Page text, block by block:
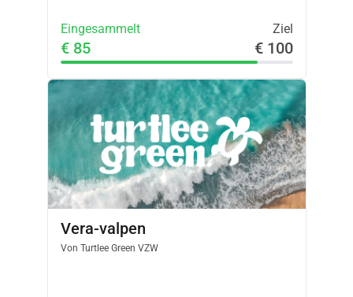
Eingesammelt Ziel
€ 85 € 100
Vera-valpen
Von Turtlee Green VZW